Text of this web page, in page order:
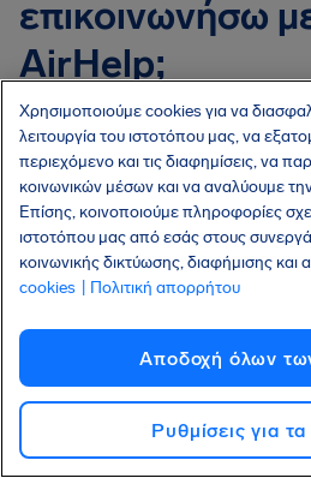
επικοινωνήσω
AirHelp;
Μπορείτε να επικοινωνήσετε
τηςΖωντανής συνομιλίαςή,
αίτημα σε εμάς, μέσω της
αφότου συνδεθείτε στον
AirHelp. Μπορείτε επίσης να
Βοήθειαγια απαντήσεις στις
Γιατί
μου λόγω
συνθηκών, ενώ
Χρησιμοποιούμε cookies για να
λειτουργία του ιστοτόπου μας, να
περιεχόμενο και τις διαφημίσεις, να
κοινωνικών μέσων και να αναλύουμε
Επίσης, κοινοποιούμε πληροφορίες
ιστοτόπου μας από εσάς στους
κοινωνικής δικτύωσης, διαφήμισης και
cookies
| Πολιτική απορρήτου
Αποδοχή όλων
Ρυθμίσεις για